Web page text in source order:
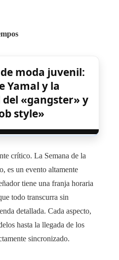
moda juvenil:
Yamal y la
«gangster» y
style»
crítico. La Semana de la
es un evento altamente
tiene una franja horaria
todo transcurra sin
detallada. Cada aspecto,
hasta la llegada de los
sincronizado.